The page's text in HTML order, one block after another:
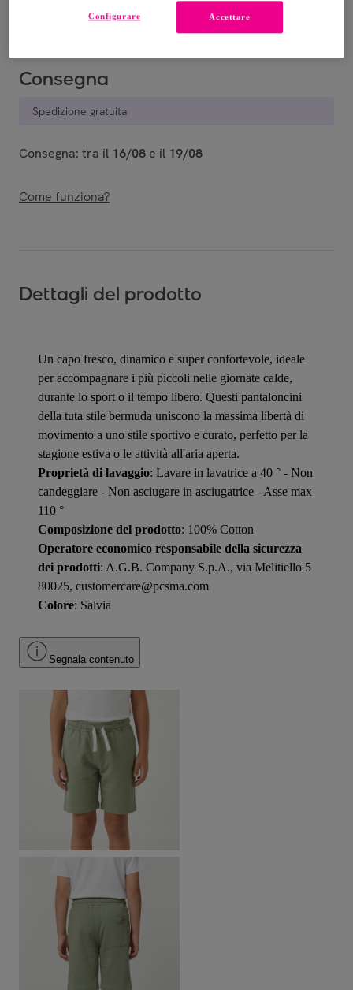
Consegna
Spedizione gratuita
Consegna: tra il 16/08 e il 19/08
Come funziona?
Dettagli del prodotto
Un capo fresco, dinamico e super confortevole, ideale
per accompagnare i più piccoli nelle giornate calde,
durante lo sport o il tempo libero. Questi pantaloncini
della tuta stile bermuda uniscono la massima libertà di
movimento a uno stile sportivo e curato, perfetto per la
stagione estiva o le attività all'aria aperta.
Proprietà di lavaggio: Lavare in lavatrice a 40 ° - Non
candeggiare - Non asciugare in asciugatrice - Asse max
110 °
Composizione del prodotto: 100% Cotton
Operatore economico responsabile della sicurezza
dei prodotti: A.G.B. Company S.p.A., via Melitiello 5
80025, customercare@pcsma.com
Colore: Salvia
Segnala contenuto
Accettare
Configurare